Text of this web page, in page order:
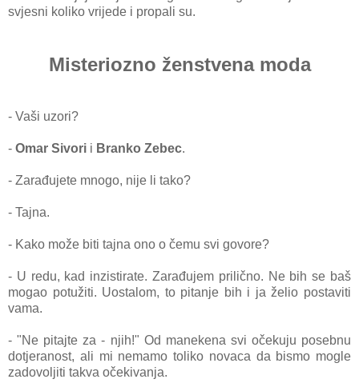
svjesni koliko vrijede i propali su.
Misteriozno ženstvena moda
- Vaši uzori?
- Omar Sivori i Branko Zebec.
- Zarađujete mnogo, nije li tako?
- Tajna.
- Kako može biti tajna ono o čemu svi govore?
- U redu, kad inzistirate. Zarađujem prilično. Ne bih se baš
mogao potužiti. Uostalom, to pitanje bih i ja želio postaviti
vama.
- "Ne pitajte za - njih!" Od manekena svi očekuju posebnu
dotjeranost, ali mi nemamo toliko novaca da bismo mogle
zadovoljiti takva očekivanja.